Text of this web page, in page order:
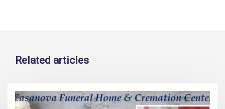
Related articles